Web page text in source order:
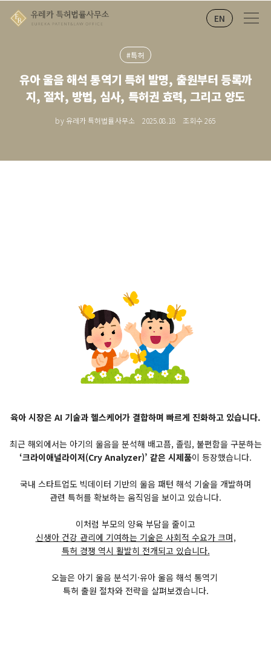
EN
#특허
유아 울음 해석 통역기 특허 발명, 출원부터 등록까
지, 절차, 방법, 심사, 특허권 효력, 그리고 양도
by 유레카 특허법률사무소 2025.08.18 조회수265
육아 시장은 AI 기술과 헬스케어가 결합하며 빠르게 진화하고 있습니다.
최근 해외에서는 아기의 울음을 분석해 배고픔, 졸림, 불편함을 구분하는
‘크라이애널라이저(Cry Analyzer)’ 같은 시제품이 등장했습니다.
국내 스타트업도 빅데이터 기반의 울음 패턴 해석 기술을 개발하며
관련 특허를 확보하는 움직임을 보이고 있습니다.
이처럼 부모의 양육 부담을 줄이고
신생아 건강 관리에 기여하는 기술은 사회적 수요가 크며,
특허 경쟁 역시 활발히 전개되고 있습니다.
오늘은 아기 울음 분석기·유아 울음 해석 통역기
특허 출원 절차와 전략을 살펴보겠습니다.